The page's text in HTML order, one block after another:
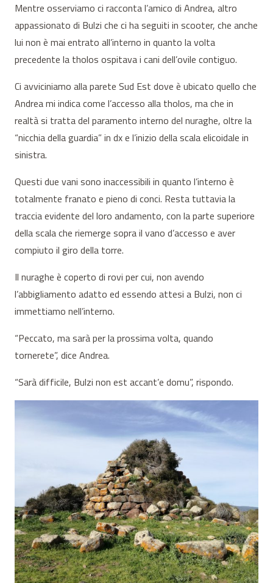
Mentre osserviamo ci racconta l’amico di Andrea, altro
appassionato di Bulzi che ci ha seguiti in scooter, che anche
lui non è mai entrato all’interno in quanto la volta
precedente la tholos ospitava i cani dell’ovile contiguo.
Ci avviciniamo alla parete Sud Est dove è ubicato quello che
Andrea mi indica come l’accesso alla tholos, ma che in
realtà si tratta del paramento interno del nuraghe, oltre la
“nicchia della guardia” in dx e l’inizio della scala elicoidale in
sinistra.
Questi due vani sono inaccessibili in quanto l’interno è
totalmente franato e pieno di conci. Resta tuttavia la
traccia evidente del loro andamento, con la parte superiore
della scala che riemerge sopra il vano d’accesso e aver
compiuto il giro della torre.
Il nuraghe è coperto di rovi per cui, non avendo
l’abbigliamento adatto ed essendo attesi a Bulzi, non ci
immettiamo nell’interno.
“Peccato, ma sarà per la prossima volta, quando
tornerete”, dice Andrea.
“Sarà difficile, Bulzi non est accant’e domu”, rispondo.